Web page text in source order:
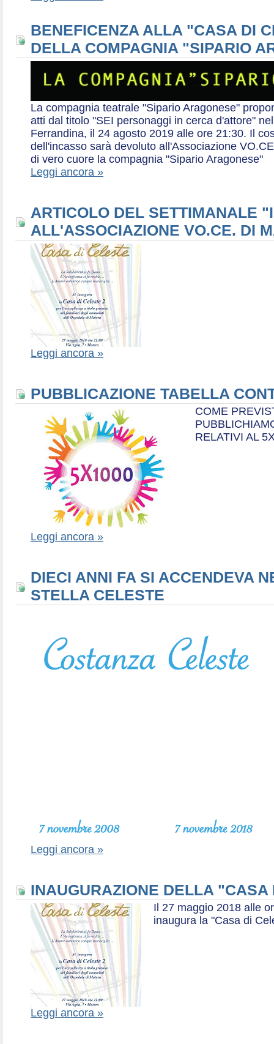
BENEFICENZA ALLA "CASA DI
DELLA COMPAGNIA "SIPARIO
La compagnia teatrale "Sipario Aragonese"
atti dal titolo "SEI personaggi in cerca d'attore"
Ferrandina, il 24 agosto 2019 alle ore 21:30. Il
dell'incasso sarà devoluto all'Associazione
di vero cuore la compagnia "Sipario Aragonese"
Leggi ancora »
ARTICOLO DEL SETTIMANALE
ALL'ASSOCIAZIONE VO.CE. DI
Leggi ancora »
PUBBLICAZIONE TABELLA
COME
RELATIVI AL
Leggi ancora »
DIECI ANNI FA SI ACCENDEVA
STELLA CELESTE
Leggi ancora »
INAUGURAZIONE DELLA
Il 27 maggio 2018 alle
inaugura la "Casa di
Leggi ancora »